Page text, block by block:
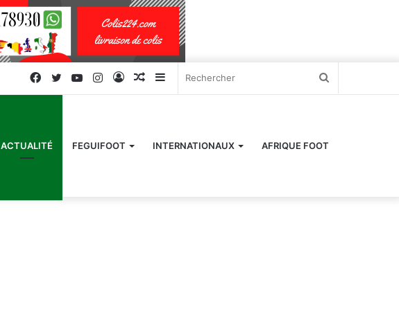
Sidebar
latérale)
Article
Connexion
Instagram
YouTube
Twitter
Facebook
ACTUALITÉ FEGUIFOOT INTERNATIONAUX AFRIQUE FOOT